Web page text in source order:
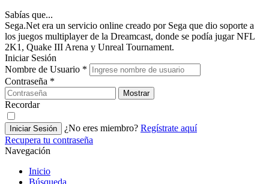
Sabías que...
Sega.Net era un servicio online creado por Sega que dio soporte a
los juegos multiplayer de la Dreamcast, donde se podía jugar NFL
2K1, Quake III Arena y Unreal Tournament.
Iniciar Sesión
Nombre de Usuario *
Contraseña *
Mostrar
Recordar
Iniciar Sesión ¿No eres miembro? Regístrate aquí
Recupera tu contraseña
Navegación
Inicio
Búsqueda